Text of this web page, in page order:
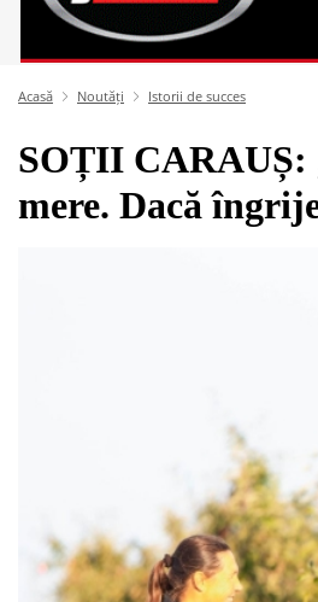
Acasă Noutăți Istorii de succes
SOȚII CARAUȘ:
mere. Dacă